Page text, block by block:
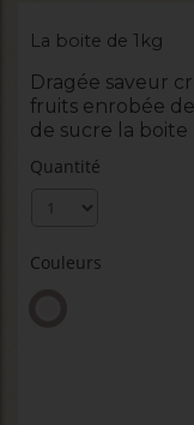
La boite de 1kg
Dragée saveur
fruits enrobée
de sucre la boite
Quantité
Couleurs